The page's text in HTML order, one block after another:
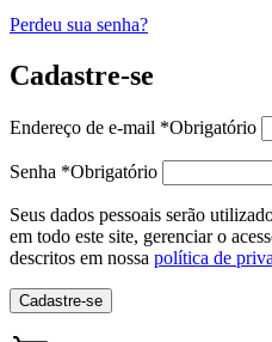
Perdeu sua senha?
Cadastre-se
Endereço de e-mail *Obrigatório
Senha *Obrigatório
Seus dados pessoais serão
em todo este site, gerenciar o
descritos em nossa política de
Cadastre-se